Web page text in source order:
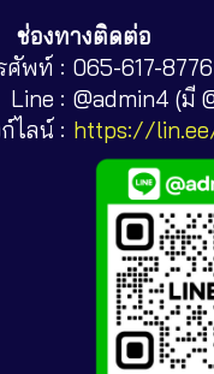
างติดต่อ
ศัพท์ : 065-617-
Line : @admin4 (มี
ไลน์ : https://